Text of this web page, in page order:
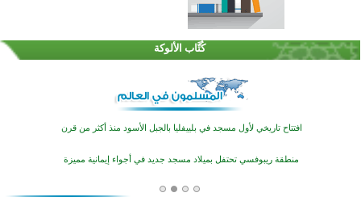
كُتَّاب الألوكة
تيسليتش تختتم برنامجا تعليميا لتعزيز القيم وبناء الشخصية للشباب المسلمين
اختتام منافسات قرآنية متميزة في بنغلاديش بمشاركة 3000 متسابق
افتتاح تاريخي لأول مسجد في بلييفليا بالجبل الأسود منذ أكثر من قرن
منطقة ريبوفسي تحتفل بميلاد مسجد جديد في أجواء إيمانية مميزة
أكبر مشروع إسلامي في ريف أستراليا يفتتح أبوابه بعد سنوات من العمل والعطاء